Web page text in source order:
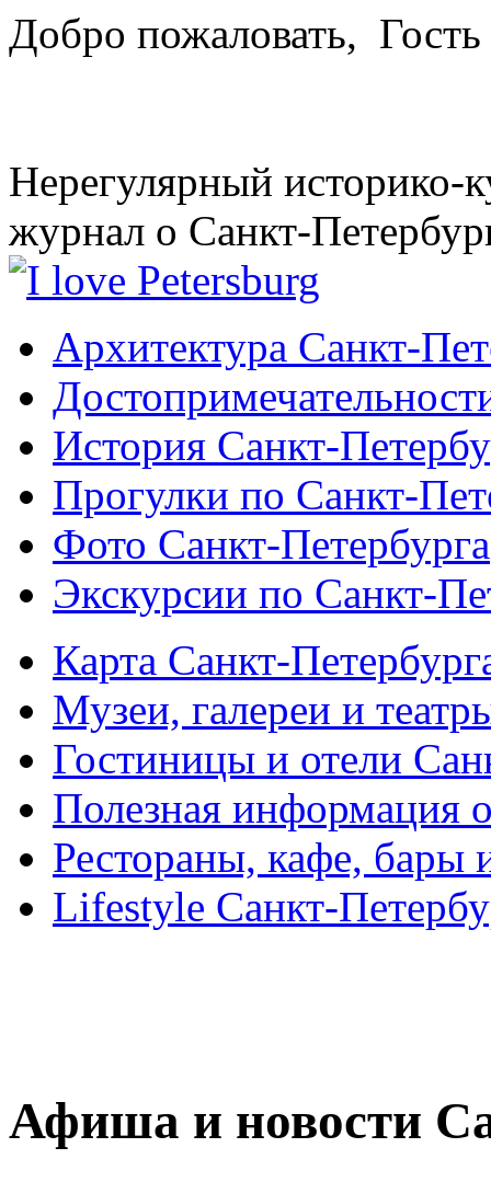
Добро пожаловать, Гость
Нерегулярный историко-
журнал о Санкт-
Архитектура Санкт-
История Санкт-
Прогулки по Санкт-
Фото Санкт-Петербурга
Экскурсии по Санкт-
Карта Санкт-
Музеи, галереи и
Гостиницы и отели
Полезная информация
Рестораны, кафе, бары
Lifestyle Санкт-
Афиша и новости